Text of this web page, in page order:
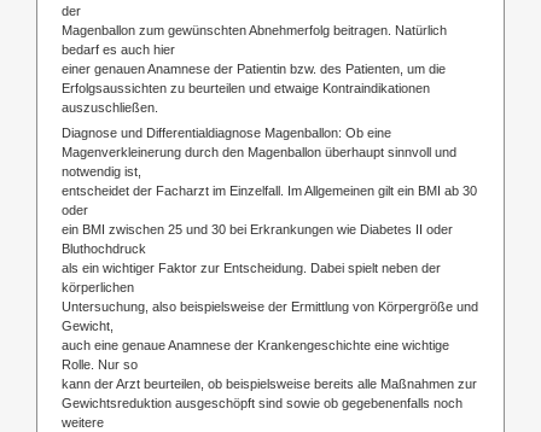
der
Magenballon zum gewünschten Abnehmerfolg beitragen. Natürlich
bedarf es auch hier
einer genauen Anamnese der Patientin bzw. des Patienten, um die
Erfolgsaussichten zu beurteilen und etwaige Kontraindikationen
auszuschließen.
Diagnose und Differentialdiagnose Magenballon: Ob eine
Magenverkleinerung durch den Magenballon überhaupt sinnvoll und
notwendig ist,
entscheidet der Facharzt im Einzelfall. Im Allgemeinen gilt ein BMI ab 30
oder
ein BMI zwischen 25 und 30 bei Erkrankungen wie Diabetes II oder
Bluthochdruck
als ein wichtiger Faktor zur Entscheidung. Dabei spielt neben der
körperlichen
Untersuchung, also beispielsweise der Ermittlung von Körpergröße und
Gewicht,
auch eine genaue Anamnese der Krankengeschichte eine wichtige
Rolle. Nur so
kann der Arzt beurteilen, ob beispielsweise bereits alle Maßnahmen zur
Gewichtsreduktion ausgeschöpft sind sowie ob gegebenenfalls noch
weitere